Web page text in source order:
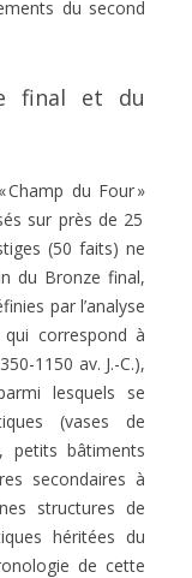
du second
final et du
du Four »
sur près de 25
(50 faits) ne
du Bronze final,
par l’analyse
correspond à
1150 av. J.-C.),
lesquels se
(vases de
petits bâtiments
secondaires à
structures de
héritées du
de cette